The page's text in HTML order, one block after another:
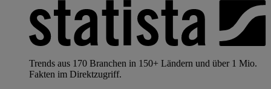
Trends aus 170 Branchen in 150+ Ländern und über 1 Mio.
Fakten im Direktzugriff.